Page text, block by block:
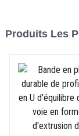
Produits Les